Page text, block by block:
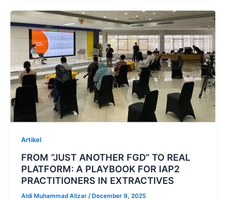
Artikel
FROM “JUST ANOTHER FGD” TO REAL
PLATFORM: A PLAYBOOK FOR IAP2
PRACTITIONERS IN EXTRACTIVES
Aldi Muhammad Alizar /December 9, 2025